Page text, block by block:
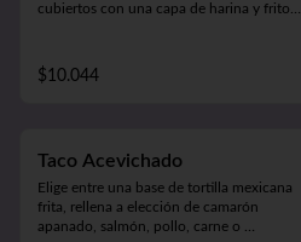
cubiertos con una capa de harina y fritos
cinco unidades repletas de sabor!
$10.044
Taco Acevichado
Elige entre una base de tortilla mexicana
frita, rellena a elección de camarón
apanado, salmón, pollo, carne o